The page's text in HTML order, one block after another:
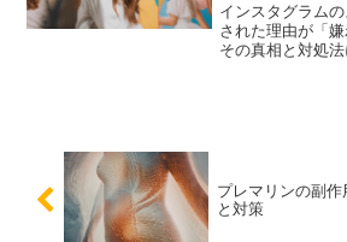
インスタグラム
された理由が「嫌
その真相と対処法
プレマリンの副
と対策